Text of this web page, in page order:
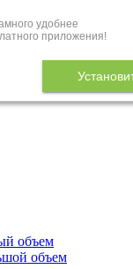
удобнее
приложения!
объем
объем